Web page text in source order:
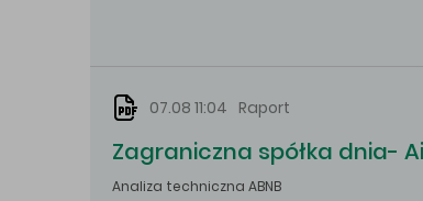
07.08 11:04 Raport
Zagraniczna spółka dnia-
Analiza techniczna ABNB